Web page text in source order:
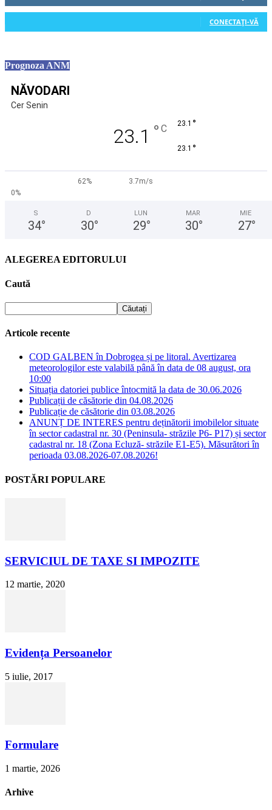
CONECTAȚI-VĂ
Prognoza ANM
NĂVODARI
Cer Senin
23.1 ° C 23.1 °
23.1 °
62%
3.7m/s
0%
S
34°
D
30°
LUN
29°
MAR
30°
MIE
27°
ALEGEREA EDITORULUI
Caută
Articole recente
COD GALBEN în Dobrogea și pe litoral. Avertizarea
meteorologilor este valabilă până în data de 08 august, ora
10:00
Situația datoriei publice întocmită la data de 30.06.2026
Publicații de căsătorie din 04.08.2026
Publicație de căsătorie din 03.08.2026
ANUNȚ DE INTERES pentru deținătorii imobilelor situate
în sector cadastral nr. 30 (Peninsula- străzile P6- P17) și sector
cadastral nr. 18 (Zona Ecluză- străzile E1-E5). Măsurători în
perioada 03.08.2026-07.08.2026!
POSTĂRI POPULARE
SERVICIUL DE TAXE SI IMPOZITE
12 martie, 2020
Evidența Persoanelor
5 iulie, 2017
Formulare
1 martie, 2026
Arhive